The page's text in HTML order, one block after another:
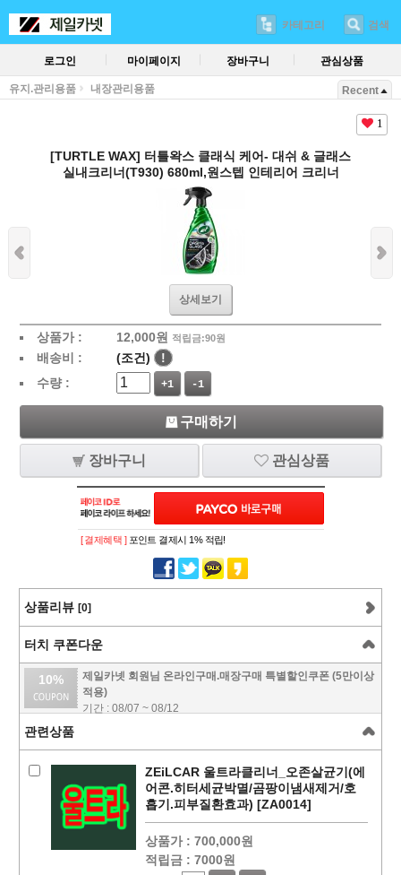
카테고리 검색
로그인 마이페이지 장바구니 관심상품
유지.관리용품 내장관리용품 Recent
1
[TURTLE WAX] 터틀왁스 클래식 케어- 대쉬 & 글래스
실내크리너(T930) 680ml,원스텝 인테리어 크리너
상세보기
상품가 : 12,000원 적립금:90원
배송비 : (조건)
!
수량 :
+1 -1
구매하기
장바구니 관심상품
[ 결제혜택 ] 포인트 결제시 1% 적립!
상품리뷰 [0]
터치 쿠폰다운
10%
제일카넷 회원님 온라인구매.매장구매 특별할인쿠폰 (5만이상
적용)
기간 : 08/07 ~ 08/12
관련상품
ZEiLCAR 울트라클리너_오존살균기(에
어콘.히터세균박멸/곰팡이냄새제거/호
흡기.피부질환효과) [ZA0014]
상품가 : 700,000원
적립금 : 7000원